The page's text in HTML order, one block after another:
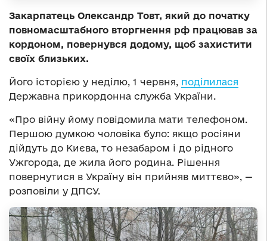
Закарпатець Олександр Товт, який до початку
повномасштабного вторгнення рф працював за
кордоном, повернувся додому, щоб захистити
своїх близьких.
Його історією у неділю, 1 червня, поділилася
Державна прикордонна служба України.
«Про війну йому повідомила мати телефоном.
Першою думкою чоловіка було: якщо росіяни
дійдуть до Києва, то незабаром і до рідного
Ужгорода, де жила його родина. Рішення
повернутися в Україну він прийняв миттєво», —
розповіли у ДПСУ.